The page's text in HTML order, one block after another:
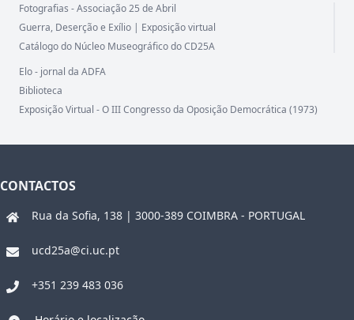
Fotografias - Associação 25 de Abril
Guerra, Deserção e Exílio | Exposição virtual
Catálogo do Núcleo Museográfico do CD25A
Elo - jornal da ADFA
Biblioteca
Exposição Virtual - O III Congresso da Oposição Democrática (1973)
CONTACTOS
Rua da Sofia, 138 | 3000-389 COIMBRA - PORTUGAL
ucd25a@ci.uc.pt
+351 239 483 036